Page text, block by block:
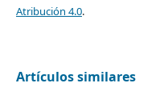
Atribución 4.0.
Artículos similares